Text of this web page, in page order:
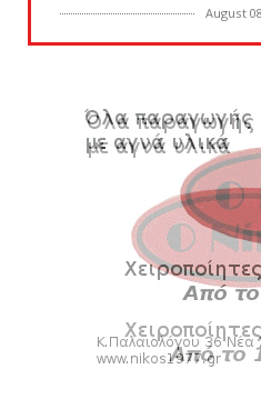
August
August
Δείτε την εκπομπή
August
KARA
«Kara